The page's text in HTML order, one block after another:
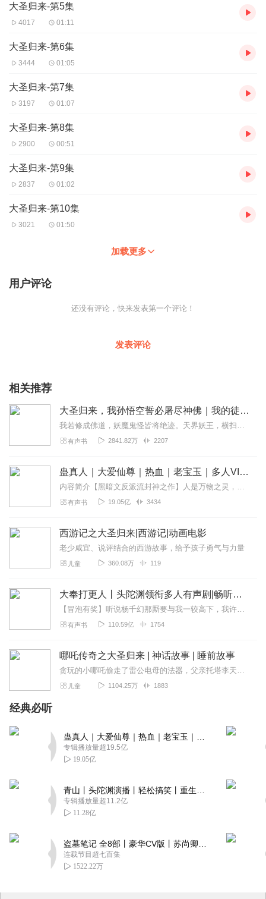
大圣归来-第5集
4017 01:11
大圣归来-第6集
3444 01:05
大圣归来-第7集
3197 01:07
大圣归来-第8集
2900 00:51
大圣归来-第9集
2837 01:02
大圣归来-第10集
3021 01:50
加载更多
用户评论
还没有评论，快来发表第一个评论！
发表评论
相关推荐
大圣归来，我孙悟空誓必屠尽神佛｜我的徒弟都成圣了
我若修成佛道，妖魔鬼怪皆将绝迹。天界妖王，横扫三界，霸气无人能敌！【内容简介】穿越西游，系统给苏玄开了一个书店，本想躺平的苏玄突然发现，只要有人看他的书就有机会...
有声书 2841.82万 2207
蛊真人｜大爱仙尊｜热血｜老宝玉｜多人VIP免费有声剧
内容简介【黑暗文反派流封神之作】人是万物之灵，蛊是天地真精。一个穿越者不断重生的故事。一个养蛊、炼蛊、用蛊的奇特世界。配音组（男角色）老宝玉旁白...
有声书 19.05亿 3434
西游记之大圣归来|西游记|动画电影
老少咸宜、说评结合的西游故事，给予孩子勇气与力量
儿童 360.08万 119
大奉打更人丨头陀渊领衔多人有声剧|畅听全集|王鹤棣、田曦薇主演影视剧原著|卖报小郎君
【冒泡有奖】听说杨千幻那厮要与我一较高下，我许七安要开始装叉了！快进入声音播放页戳下方输入框，冒个泡偷偷告诉我，我要用哪些诗词才能胜过他？说得好的，有赏！202...
有声书 110.59亿 1754
哪吒传奇之大圣归来 | 神话故事 | 睡前故事
贪玩的小哪吒偷走了雷公电母的法器，父亲托塔李天王无奈之下请太上老君帮他管教，哪知淘气的哪吒把天宫闹的鸡飞狗跳。一个机缘巧合，哪吒发现了东海龙宫图谋造反的秘密，犹...
儿童 1104.25万 1883
经典必听
专辑播放量超19.5亿
19.05亿
专辑播放量超11.2亿
11.28亿
连载节目超七百集
1522.22万